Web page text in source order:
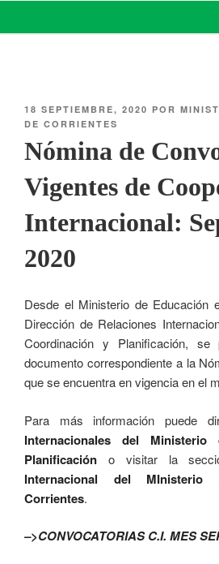
MINISTERIO DE
DE CORRIENTES
18 SEPTIEMBRE, 2020 POR
DE CORRIENTES
Nómina de
Vigentes de
Internacional:
2020
Desde el Ministerio de Educación
Dirección de Relaciones
Coordinación y Planificación, se
documento correspondiente a la
que se encuentra en vigencia en el
Para más información puede
Internacionales del
Planificación o visitar la
Internacional del
Corrientes.
–>CONVOCATORIAS C.I. MES